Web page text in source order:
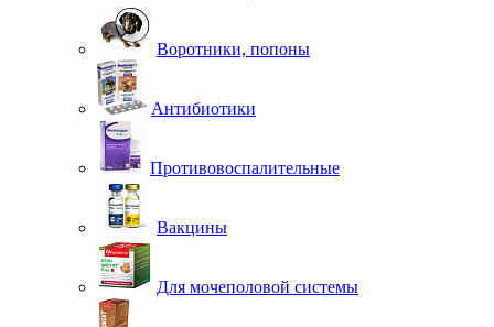
Воротники, попоны
Антибиотики
Противовоспалительные
Вакцины
Для мочеполовой системы